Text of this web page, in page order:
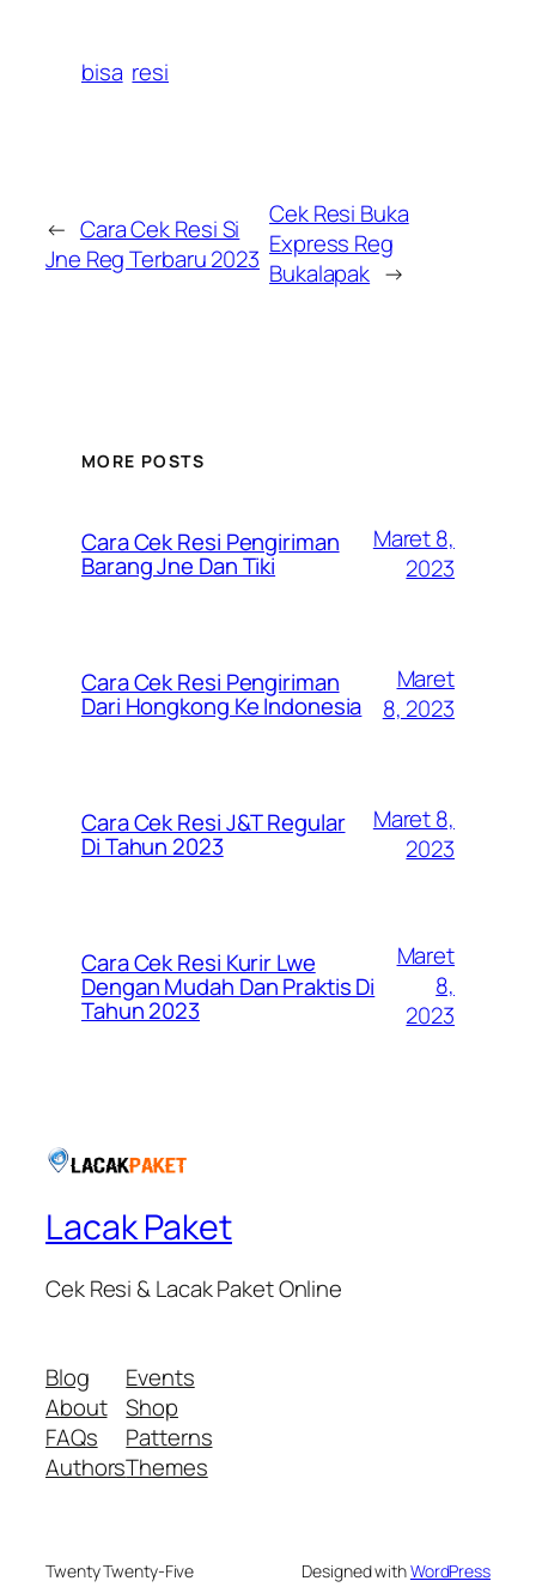
bisa resi
← Cara Cek Resi Si
Jne Reg Terbaru 2023
Cek Resi Buka
Express Reg
Bukalapak →
MORE POSTS
Cara Cek Resi Pengiriman
Barang Jne Dan Tiki
Maret 8,
2023
Cara Cek Resi Pengiriman
Dari Hongkong Ke Indonesia
Maret
8, 2023
Cara Cek Resi J&T Regular
Di Tahun 2023
Maret 8,
2023
Cara Cek Resi Kurir Lwe
Dengan Mudah Dan Praktis Di
Tahun 2023
Maret
8,
2023
Lacak Paket
Cek Resi & Lacak Paket Online
Blog
About
FAQs
Authors
Events
Shop
Patterns
Themes
Twenty Twenty-Five Designed withWordPress